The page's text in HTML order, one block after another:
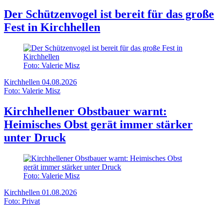
Der Schützenvogel ist bereit für das große
Fest in Kirchhellen
Foto: Valerie Misz
Kirchhellen 04.08.2026
Foto: Valerie Misz
Kirchhellener Obstbauer warnt:
Heimisches Obst gerät immer stärker
unter Druck
Foto: Valerie Misz
Kirchhellen 01.08.2026
Foto: Privat